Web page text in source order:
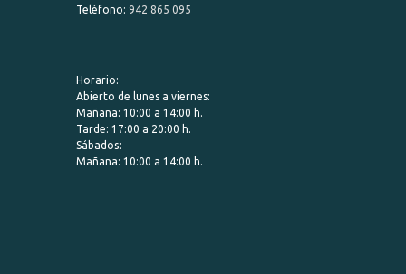
Teléfono: 942 865 095
Horario:
Abierto de lunes a viernes:
Mañana: 10:00 a 14:00 h.
Tarde: 17:00 a 20:00 h.
Sábados:
Mañana: 10:00 a 14:00 h.